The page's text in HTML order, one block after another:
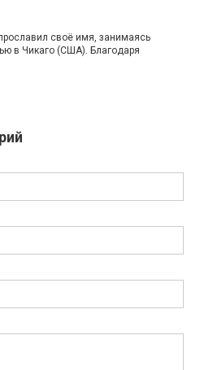
своё имя, занимаясь
в Чикаго (США). Благодаря